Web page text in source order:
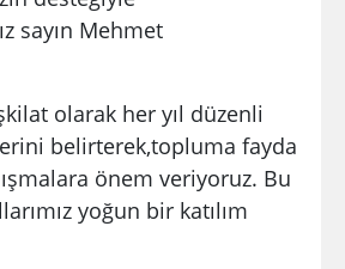
sayın Mehmet
olarak her yıl düzenli
belirterek,topluma fayda
önem veriyoruz. Bu
yoğun bir katılım